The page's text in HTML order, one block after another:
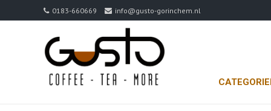
0183-660669 info@gusto-gorinchem.nl